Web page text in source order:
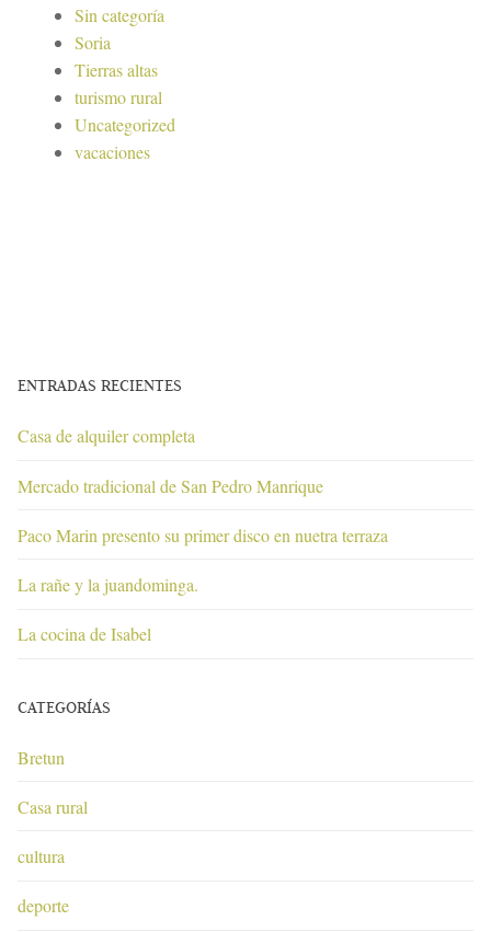
Sin categoría
Soria
Tierras altas
turismo rural
Uncategorized
vacaciones
ENTRADAS RECIENTES
Casa de alquiler completa
Mercado tradicional de San Pedro Manrique
Paco Marin presento su primer disco en nuetra terraza
La rañe y la juandominga.
La cocina de Isabel
CATEGORÍAS
Bretun
Casa rural
cultura
deporte